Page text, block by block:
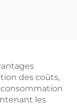
des coûts,
les